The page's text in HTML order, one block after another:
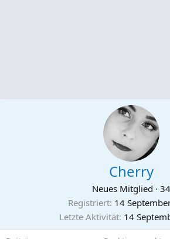
Cherry
Neues Mitglied · 34
Registriert 14
Letzte Aktivität 14